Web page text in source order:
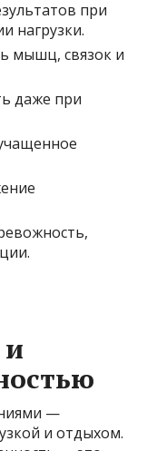
при
нагрузки.
мышц, связок и
даже при
—
и отдыхом.